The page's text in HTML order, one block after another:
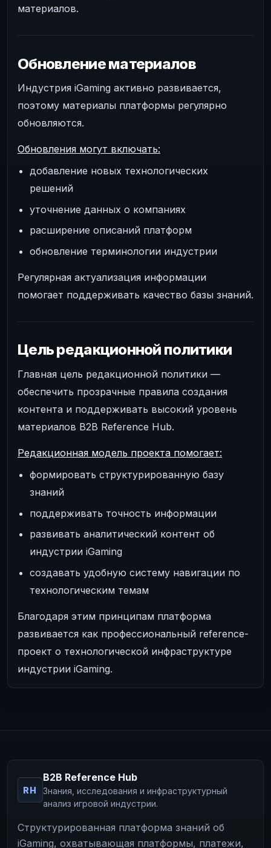
материалов.
Обновление материалов
Индустрия iGaming активно развивается,
поэтому материалы платформы регулярно
обновляются.
Обновления могут включать:
добавление новых технологических
решений
уточнение данных о компаниях
расширение описаний платформ
обновление терминологии индустрии
Регулярная актуализация информации
помогает поддерживать качество базы знаний.
Цель редакционной политики
Главная цель редакционной политики —
обеспечить прозрачные правила создания
контента и поддерживать высокий уровень
материалов B2B Reference Hub.
Редакционная модель проекта помогает:
формировать структурированную базу
знаний
поддерживать точность информации
развивать аналитический контент об
индустрии iGaming
создавать удобную систему навигации по
технологическим темам
Благодаря этим принципам платформа
развивается как профессиональный reference-
проект о технологической инфраструктуре
индустрии iGaming.
RH
B2B Reference Hub
Знания, исследования и инфраструктурный
анализ игровой индустрии.
Структурированная платформа знаний об
iGaming, охватывающая платформы, платежи,